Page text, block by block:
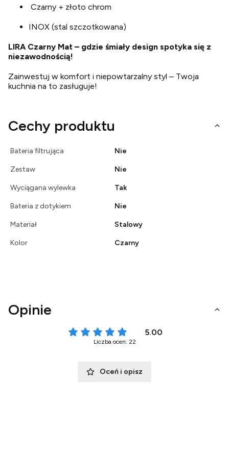
Czarny + złoto chrom
INOX (stal szczotkowana)
LIRA Czarny Mat – gdzie śmiały design spotyka się z
niezawodnością!
Zainwestuj w komfort i niepowtarzalny styl – Twoja
kuchnia na to zasługuje!
Cechy produktu
Bateria filtrująca Nie
Zestaw Nie
Wyciągana wylewka Tak
Bateria z dotykiem Nie
Materiał Stalowy
Kolor Czarny
Opinie
5.00
Liczba ocen: 22
Oceń i opisz